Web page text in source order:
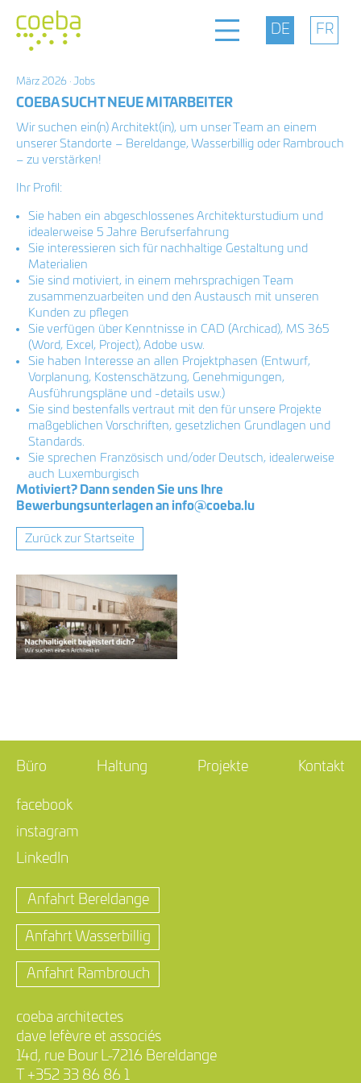
Büro
Haltung
Kontakt
facebook
instagram
LinkedIn
coeba architectes
dave lefèvre et associés
14d, rue Bour L-7216 Bereldange
T +352 33 86 86 1
F +352 33 20 81
info@coeba.lu
Anfahrt Rambrouch
März 2026 · Jobs
COEBA SUCHT NEUE MITARBEITER
Wir suchen ein(n) Architekt(in), um unser Team an einem
unserer Standorte – Bereldange, Wasserbillig oder Rambrouch
– zu verstärken!
Ihr Profil:
Sie haben ein abgeschlossenes Architekturstudium und
idealerweise 5 Jahre Berufserfahrung
Sie interessieren sich für nachhaltige Gestaltung und
Materialien
Sie sind motiviert, in einem mehrsprachigen Team
zusammenzuarbeiten und den Austausch mit unseren
Kunden zu pflegen
Sie verfügen über Kenntnisse in CAD (Archicad), MS 365
(Word, Excel, Project), Adobe usw.
Sie haben Interesse an allen Projektphasen (Entwurf,
Vorplanung, Kostenschätzung, Genehmigungen,
Ausführungspläne und -details usw.)
Sie sind bestenfalls vertraut mit den für unsere Projekte
maßgeblichen Vorschriften, gesetzlichen Grundlagen und
Standards.
Sie sprechen Französisch und/oder Deutsch, idealerweise
auch Luxemburgisch
Motiviert? Dann senden Sie uns Ihre
Bewerbungsunterlagen an info@coeba.lu
Zurück zur Startseite
Büro Haltung Projekte Kontakt
facebook
instagram
LinkedIn
Anfahrt Bereldange
Anfahrt Wasserbillig
Anfahrt Rambrouch
coeba architectes
dave lefèvre et associés
14d, rue Bour L-7216 Bereldange
T +352 33 86 86 1